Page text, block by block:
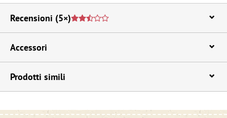
Recensioni (5×)
Accessori
Prodotti simili